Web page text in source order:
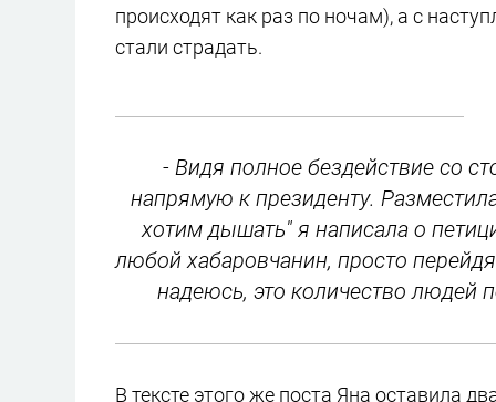
происходят как раз по ночам), а с
стали страдать.
- Видя полное бездействие со
напрямую к президенту.
хотим дышать" я написала о
любой хабаровчанин, просто
надеюсь, это количество людей
В тексте этого же поста Яна оставила